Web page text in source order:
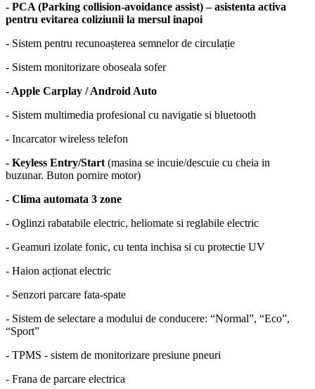
- PCA (Parking collision-avoidance assist) – asistenta activa
pentru evitarea coliziunii la mersul inapoi
- Sistem pentru recunoașterea semnelor de circulație
- Sistem monitorizare oboseala sofer
- Apple Carplay / Android Auto
- Sistem multimedia profesional cu navigatie si bluetooth
- Incarcator wireless telefon
- Keyless Entry/Start (masina se incuie/descuie cu cheia in
buzunar. Buton pornire motor)
- Clima automata 3 zone
- Oglinzi rabatabile electric, heliomate si reglabile electric
- Geamuri izolate fonic, cu tenta inchisa si cu protectie UV
- Haion acționat electric
- Senzori parcare fata-spate
- Sistem de selectare a modului de conducere: “Normal”, “Eco”,
“Sport”
- TPMS - sistem de monitorizare presiune pneuri
- Frana de parcare electrica